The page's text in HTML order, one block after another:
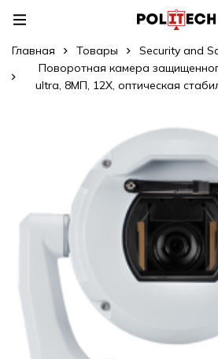
Главная Товары
Security and
Поворотная камера
ultra, 8МП, 12X, оптическая